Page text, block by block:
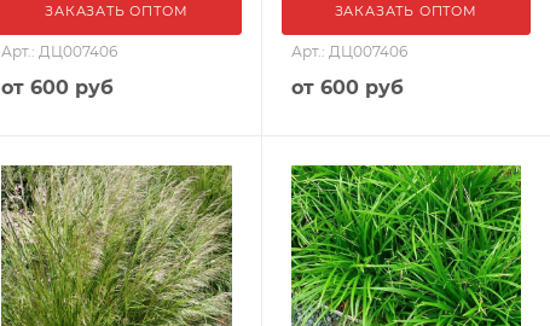
ЗАКАЗАТЬ ОПТОМ
Арт.: ДЦ007406
от600 руб
ЗАКАЗАТЬ ОПТОМ
Арт.: ДЦ007406
от 600 руб